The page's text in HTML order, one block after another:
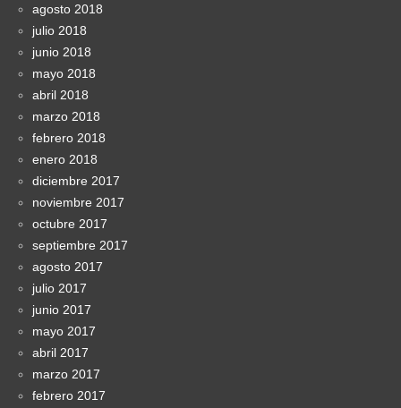
agosto 2018
julio 2018
junio 2018
mayo 2018
abril 2018
marzo 2018
febrero 2018
enero 2018
diciembre 2017
noviembre 2017
octubre 2017
septiembre 2017
agosto 2017
julio 2017
junio 2017
mayo 2017
abril 2017
marzo 2017
febrero 2017